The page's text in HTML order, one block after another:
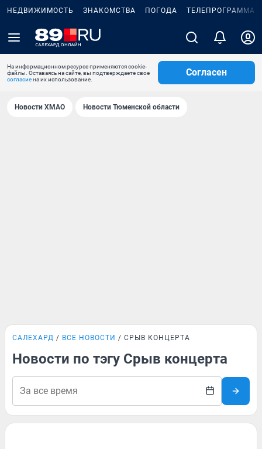
НЕДВИЖИМОСТЬ ЗНАКОМСТВА ПОГОДА ТЕЛЕПРОГРАММА
На информационном ресурсе применяются cookie-
файлы. Оставаясь на сайте, вы подтверждаете свое
согласиена их использование.
Согласен
Новости ХМАО Новости Тюменской области
САЛЕХАРД ВСЕ НОВОСТИ СРЫВ КОНЦЕРТА
Новости по тэгу Срыв концерта